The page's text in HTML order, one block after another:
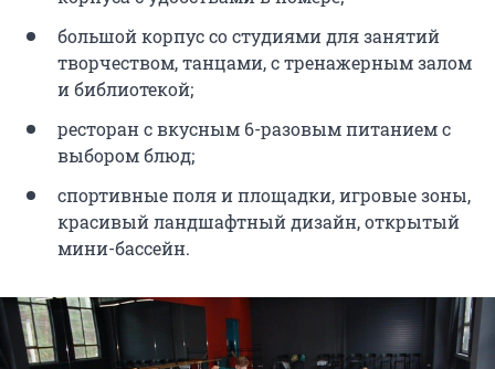
большой корпус со студиями для занятий
творчеством, танцами, с тренажерным залом
и библиотекой;
ресторан с вкусным 6-разовым питанием с
выбором блюд;
спортивные поля и площадки, игровые зоны,
красивый ландшафтный дизайн, открытый
мини-бассейн.